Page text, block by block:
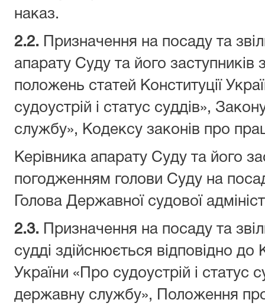
наказ.
2.2. Призначення на посаду та
апарату Суду та його заступників
положень статей Конституції
судоустрій і статус суддів»,
службу», Кодексу законів про
Керівника апарату Суду та його
погодженням голови Суду на
Голова Державної судової
2.3. Призначення на посаду та
судді здійснюється відповідно до
України «Про судоустрій і статус
державну службу», Положення